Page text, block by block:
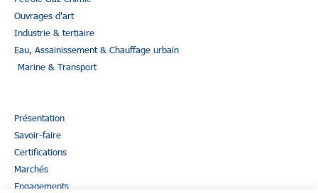
Ouvrages d'art
Industrie & tertiaire
Eau, Assainissement & Chauffage urbain
Marine & Transport
Présentation
Savoir-faire
Certifications
Marchés
Engagements